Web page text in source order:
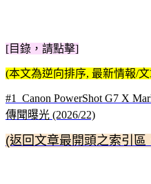
[目錄，請點擊]
(本文為逆向排序, 最新情報/
#1 Canon PowerShot G7 X
傳聞曝光 (2026/22)
(返回文章最開頭之索引區